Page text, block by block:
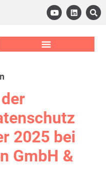
2025 bei
GmbH &